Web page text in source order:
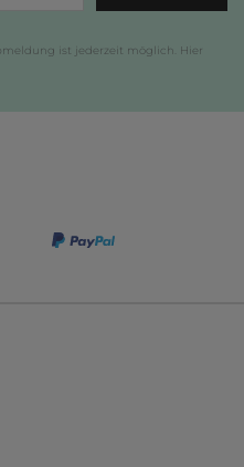
ist jederzeit möglich. Hier